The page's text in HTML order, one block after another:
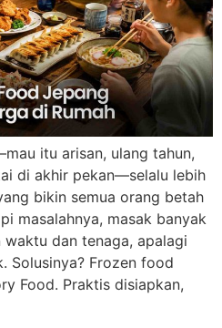
itu arisan, ulang tahun,
di akhir pekan—selalu lebih
bikin semua orang betah
masalahnya, masak banyak
dan tenaga, apalagi
Solusinya? Frozen food
Food. Praktis disiapkan,